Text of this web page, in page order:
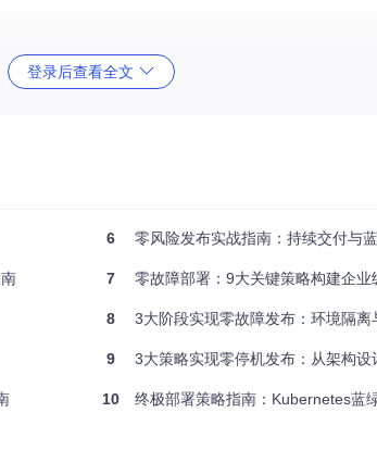
分支集成、release分支发布的流程控制代码质量
实现环境配置的版本控制和可复制性
统可尝试金丝雀发布
登录后查看全文
6 零风险发布实战指南：持续交付与
7 零故障部署：9大关键策略构建企业
8 3大阶段实现零故障发布：环境隔
9 3大策略实现零停机发布：从架构
10 终极部署策略指南：Kubernetes蓝